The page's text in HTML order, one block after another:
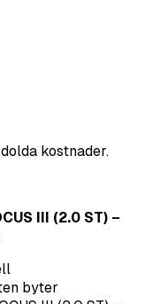
kostnader.
III (2.0 ST) –
byter